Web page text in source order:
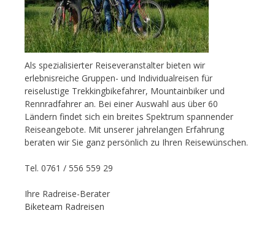
Als spezialisierter Reiseveranstalter bieten wir
erlebnisreiche Gruppen- und Individualreisen für
reiselustige Trekkingbikefahrer, Mountainbiker und
Rennradfahrer an. Bei einer Auswahl aus über 60
Ländern findet sich ein breites Spektrum spannender
Reiseangebote. Mit unserer jahrelangen Erfahrung
beraten wir Sie ganz persönlich zu Ihren Reisewünschen.
Tel. 0761 / 556 559 29
Ihre Radreise-Berater
Biketeam Radreisen